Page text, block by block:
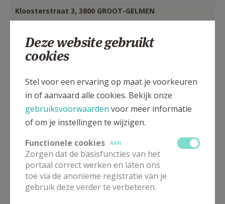
Kloosterstraat 3, 3800 GROOT-GELMEN
Deze website gebruikt
cookies
Stel voor een ervaring op maat je voorkeuren
in of aanvaard alle cookies. Bekijk onze
gebruiksvoorwaarden voor meer informatie
of om je instellingen te wijzigen.
Functionele cookies
AAN
Zorgen dat de basisfuncties van het
portaal correct werken en laten ons
toe via de anonieme registratie van je
gebruik deze verder te verbeteren.